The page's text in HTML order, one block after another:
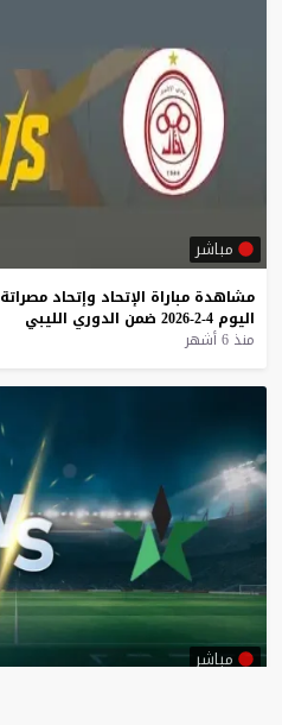
مباشر
مشاهدة مباراة الإتحاد وإتحاد مصراتة
اليوم 4-2-2026 ضمن الدوري الليبي
منذ 6 أشهر
مباشر